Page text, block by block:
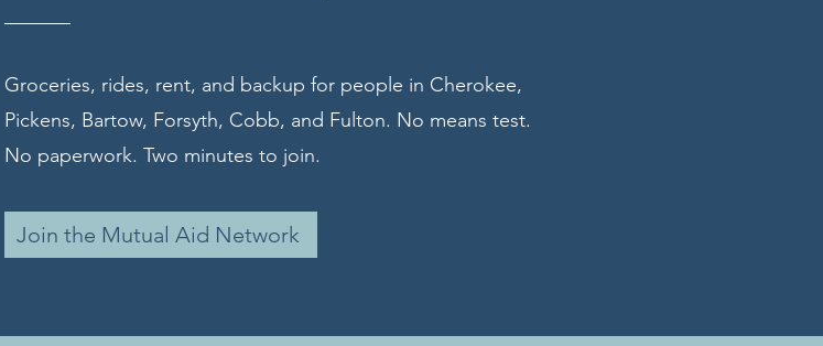
Groceries, rides, rent, and backup for people in Cherokee,
Pickens, Bartow, Forsyth, Cobb, and Fulton. No means test.
No paperwork. Two minutes to join.
Join the Mutual Aid Network